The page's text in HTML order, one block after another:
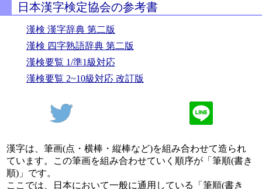
日本漢字検定協会の参考書
漢検 漢字辞典 第二版
漢検 四字熟語辞典 第二版
漢検要覧 1/準1級対応
漢検要覧 2~10級対応 改訂版
漢字は、筆画(点・横棒・縦棒など)を組み合わせて造られ
ています。この筆画を組み合わせていく順序が「筆順(書き
順)」です。
ここでは、日本において一般に通用している「筆順(書き